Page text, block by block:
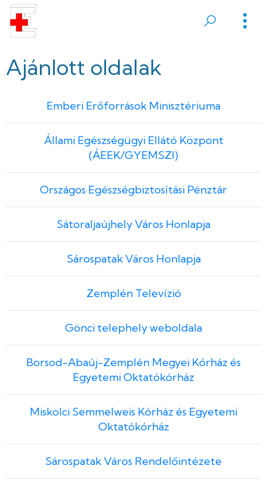
Ugrás
tartalomraSátoraljaújhelyi
Erzsébet
Kórház
Ajánlott oldalak
Emberi Erőforrások Minisztériuma
Állami Egészségügyi Ellátó Központ
(ÁEEK/GYEMSZI)
Országos Egészségbiztosítási Pénztár
Sátoraljaújhely Város Honlapja
Sárospatak Város Honlapja
Zemplén Televízió
Gönci telephely weboldala
Borsod-Abaúj-Zemplén Megyei Kórház és
Egyetemi Oktatókórház
Miskolci Semmelweis Kórház és Egyetemi
Oktatókórház
Sárospatak Város Rendelőintézete